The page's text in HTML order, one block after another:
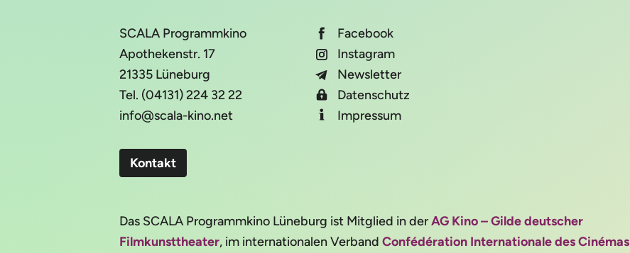
SCALA Programmkino
Apothekenstr. 17
21335 Lüneburg
Tel. (04131) 224 32 22
info@scala-kino.net
Kontakt
Facebook
Instagram
Newsletter
Datenschutz
Impressum
Das SCALA Programmkino Lüneburg ist Mitglied in derAG Kino – Gilde deutscher
Filmkunsttheater, im internationalen Verband Confédération Internationale des Cinémas